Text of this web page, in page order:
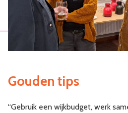
Gouden tips
“Gebruik een wijkbudget, werk